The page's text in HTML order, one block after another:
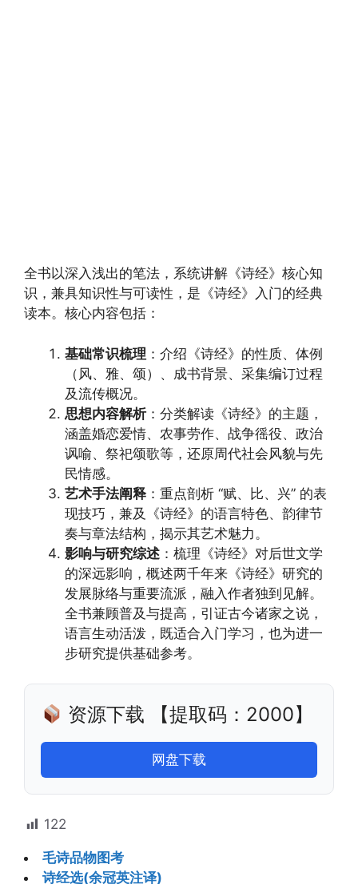
全书以深入浅出的笔法，系统讲解《诗经》核心知
识，兼具知识性与可读性，是《诗经》入门的经典
读本。核心内容包括：
基础常识梳理 ：介绍《诗经》的性质、体例
（风、雅、颂）、成书背景、采集编订过程
及流传概况。
思想内容解析：分类解读《诗经》的主题，
涵盖婚恋爱情、农事劳作、战争徭役、政治
讽喻、祭祀颂歌等，还原周代社会风貌与先
民情感。
艺术手法阐释 ：重点剖析 “赋、比、兴” 的表
现技巧，兼及《诗经》的语言特色、韵律节
奏与章法结构，揭示其艺术魅力。
影响与研究综述 ：梳理《诗经》对后世文学
的深远影响，概述两千年来《诗经》研究的
发展脉络与重要流派，融入作者独到见解。
全书兼顾普及与提高，引证古今诸家之说，
语言生动活泼，既适合入门学习，也为进一
步研究提供基础参考。
资源下载 【提取码：2000】
网盘下载
122
毛诗品物图考
诗经选(余冠英注译)